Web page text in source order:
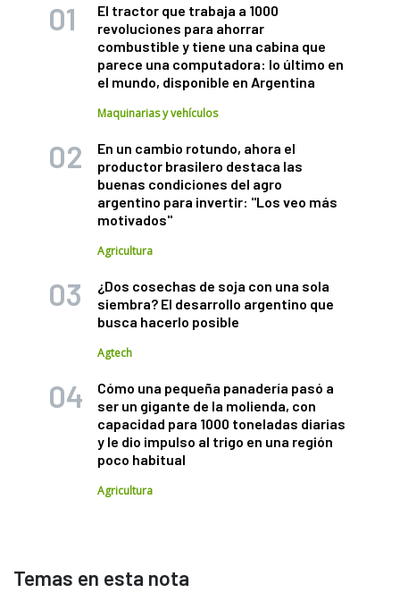
El tractor que trabaja a 1000
revoluciones para ahorrar
combustible y tiene una cabina que
parece una computadora: lo último en
el mundo, disponible en Argentina
Maquinarias y vehículos
En un cambio rotundo, ahora el
productor brasilero destaca las
buenas condiciones del agro
argentino para invertir: "Los veo más
motivados"
Agricultura
¿Dos cosechas de soja con una sola
siembra? El desarrollo argentino que
busca hacerlo posible
Agtech
Cómo una pequeña panadería pasó a
ser un gigante de la molienda, con
capacidad para 1000 toneladas diarias
y le dio impulso al trigo en una región
poco habitual
Agricultura
Temas en esta nota